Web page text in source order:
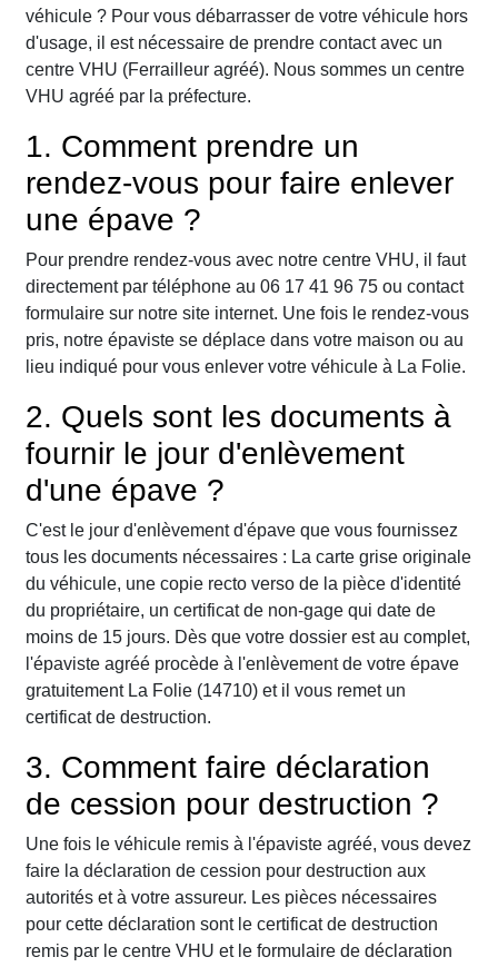
véhicule ? Pour vous débarrasser de votre véhicule hors
d'usage, il est nécessaire de prendre contact avec un
centre VHU (Ferrailleur agréé). Nous sommes un centre
VHU agréé par la préfecture.
1. Comment prendre un
rendez-vous pour faire enlever
une épave ?
Pour prendre rendez-vous avec notre centre VHU, il faut
directement par téléphone au 06 17 41 96 75 ou contact
formulaire sur notre site internet. Une fois le rendez-vous
pris, notre épaviste se déplace dans votre maison ou au
lieu indiqué pour vous enlever votre véhicule à La Folie.
2. Quels sont les documents à
fournir le jour d'enlèvement
d'une épave ?
C'est le jour d'enlèvement d'épave que vous fournissez
tous les documents nécessaires : La carte grise originale
du véhicule, une copie recto verso de la pièce d'identité
du propriétaire, un certificat de non-gage qui date de
moins de 15 jours. Dès que votre dossier est au complet,
l'épaviste agréé procède à l'enlèvement de votre épave
gratuitement La Folie (14710) et il vous remet un
certificat de destruction.
3. Comment faire déclaration
de cession pour destruction ?
Une fois le véhicule remis à l'épaviste agréé, vous devez
faire la déclaration de cession pour destruction aux
autorités et à votre assureur. Les pièces nécessaires
pour cette déclaration sont le certificat de destruction
remis par le centre VHU et le formulaire de déclaration